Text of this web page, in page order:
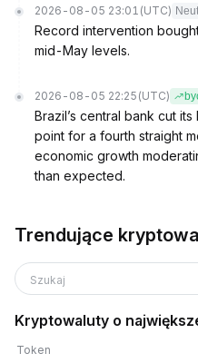
2026-08-05 23:01 (UTC)
Record intervention
mid-May levels.
2026-08-05 22:25 (UTC)
Brazil’s central bank cut
point for a fourth straight
economic growth
than expected.
Trendujące
Szukaj
Kryptowaluty o
Token